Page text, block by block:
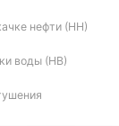
нефти (НН)
воды (НВ)